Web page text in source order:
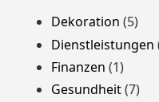
Dekoration (5)
Dienstleistungen
Finanzen (1)
Gesundheit(7)